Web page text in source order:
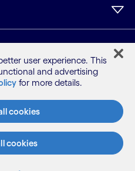
user experience. This
and advertising
for more details.
cookies
cookies